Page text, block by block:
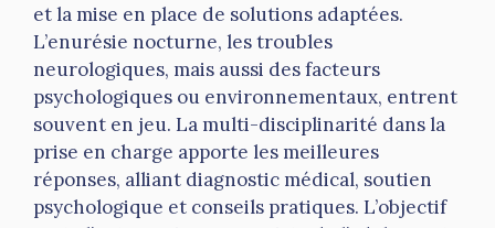
et la mise en place de solutions adaptées.
L’enurésie nocturne, les troubles
neurologiques, mais aussi des facteurs
psychologiques ou environnementaux, entrent
souvent en jeu. La multi-disciplinarité dans la
prise en charge apporte les meilleures
réponses, alliant diagnostic médical, soutien
psychologique et conseils pratiques. L’objectif